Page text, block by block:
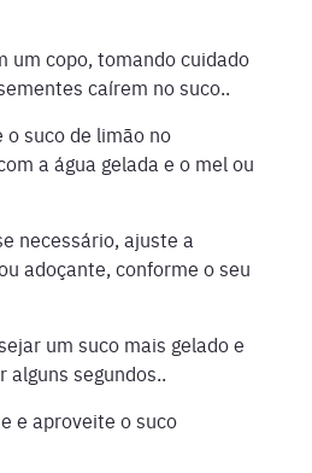
um copo, tomando cuidado
caírem no suco..
o suco de limão no
a água gelada e o mel ou
necessário, ajuste a
adoçante, conforme o seu
um suco mais gelado e
alguns segundos..
e aproveite o suco